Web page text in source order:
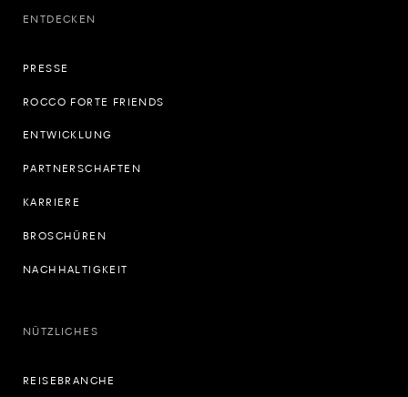
ENTDECKEN
PRESSE
ROCCO FORTE FRIENDS
ENTWICKLUNG
PARTNERSCHAFTEN
KARRIERE
BROSCHÜREN
NACHHALTIGKEIT
NÜTZLICHES
REISEBRANCHE